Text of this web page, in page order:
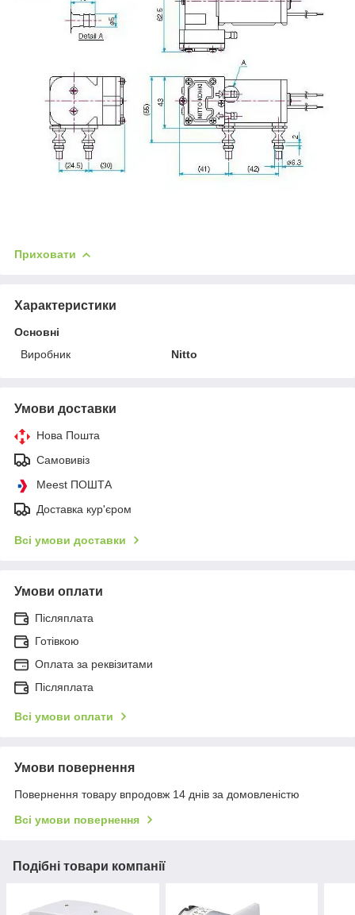
Приховати
Характеристики
Основні
Виробник
Nitto
Умови доставки
Нова Пошта
Самовивіз
Meest ПОШТА
Доставка кур'єром
Всі умови доставки
Умови оплати
Післяплата
Готівкою
Оплата за реквізитами
Післяплата
Всі умови оплати
Умови повернення
Повернення товару впродовж 14 днів за домовленістю
Всі умови повернення
Подібні товари компанії